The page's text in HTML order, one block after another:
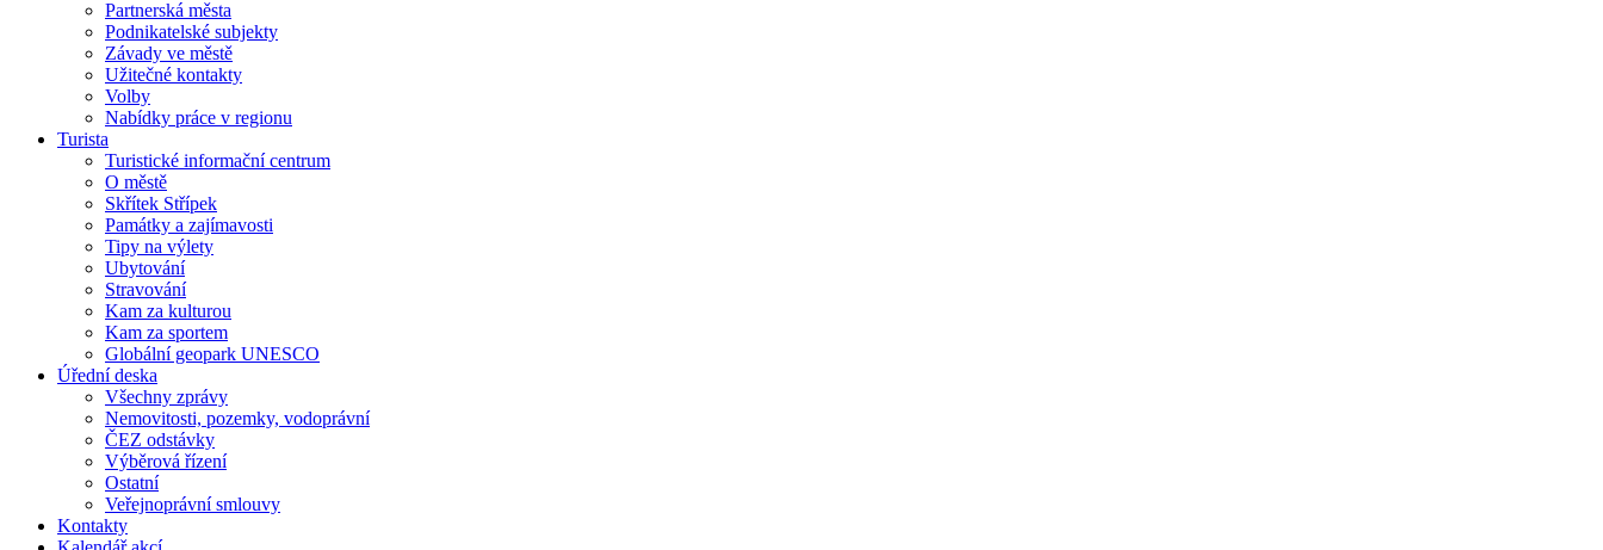
Partnerská města
Podnikatelské subjekty
Závady ve městě
Užitečné kontakty
Volby
Nabídky práce v regionu
Turista
Turistické informační centrum
O městě
Skřítek Střípek
Památky a zajímavosti
Tipy na výlety
Ubytování
Stravování
Kam za kulturou
Kam za sportem
Globální geopark UNESCO
Úřední deska
Všechny zprávy
Nemovitosti, pozemky, vodoprávní
ČEZ odstávky
Výběrová řízení
Ostatní
Veřejnoprávní smlouvy
Kontakty